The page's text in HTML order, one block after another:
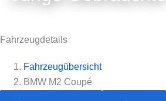
Fahrzeugdetails
Fahrzeugübersicht
BMW M2 Coupé